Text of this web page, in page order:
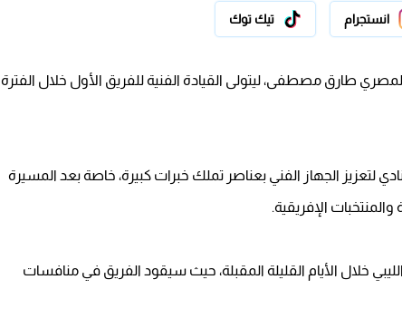
انستجرام تيك توك
طارق مصطفى، ليتولى القيادة الفنية للفريق الأول خلال الفترة
لتعزيز الجهاز الفني بعناصر تملك خبرات كبيرة، خاصة بعد المسيرة
الإفريقية.
خلال الأيام القليلة المقبلة، حيث سيقود الفريق في منافسات